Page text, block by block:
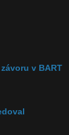
v BART